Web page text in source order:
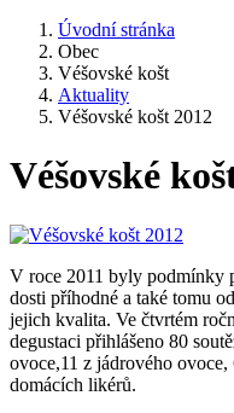
Úvodní stránka
Obec
Véšovské košt
Aktuality
Véšovské košt 2012
Véšovské
V roce 2011 byly podmínky
dosti příhodné a také tomu
jejich kvalita. Ve čtvrtém
degustaci přihlášeno 80
ovoce,11 z jádrového
domácích likérů.